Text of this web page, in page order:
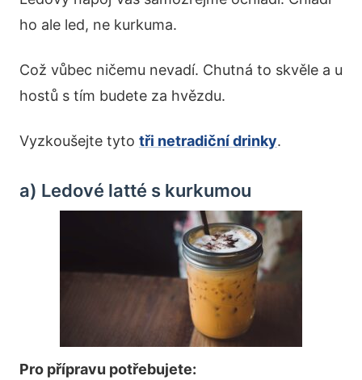
ho ale led, ne kurkuma.
Což vůbec ničemu nevadí. Chutná to skvěle a u
hostů s tím budete za hvězdu.
Vyzkoušejte tyto tři netradiční drinky.
a) Ledové latté s kurkumou
Pro přípravu potřebujete: